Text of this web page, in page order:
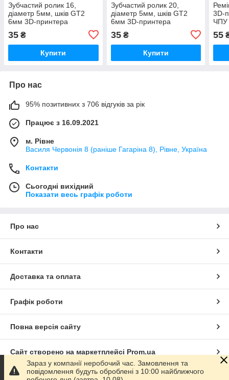
Зубчастий ролик 16,
діаметр 5мм, шків GT2
6мм 3D-принтера
35 ₴
Купити
Зубчастий ролик 20,
діаметр 5мм, шків GT2
6мм 3D-принтера
35₴
Купити
3D-
ЧПУ
55
Про нас
95% позитивних з 706 відгуків за рік
Працює з 16.09.2021
м. Рівне
Василя Червонія 8 (раніше Гагаріна 8), Рівне, Україна
Контакти
Сьогодні вихідний
Показати весь графік роботи
Про нас
Контакти
Доставка та оплата
Графік роботи
Повна версія сайту
Сайт створено на маркетплейсі Prom.ua
Політика конфіденційності
Зараз у компанії неробочий час. Замовлення та
повідомлення будуть оброблені з 10:00 найближчого